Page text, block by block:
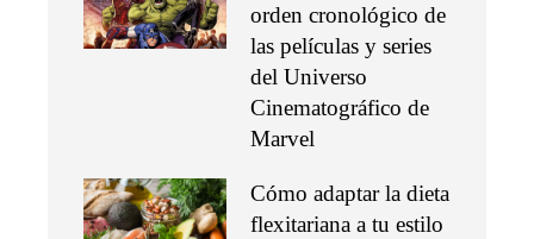
orden cronológico de
las películas y series
del Universo
Cinematográfico de
Marvel
Cómo adaptar la dieta
flexitariana a tu estilo